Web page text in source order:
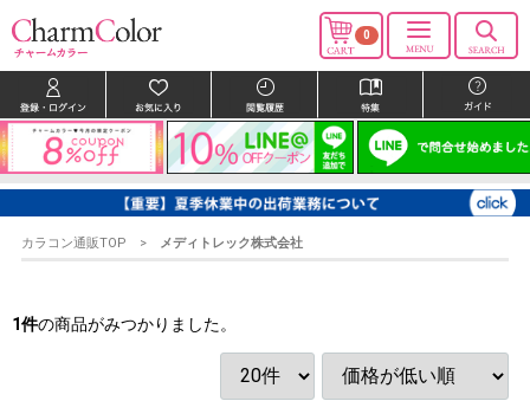
0
カラコン通販TOP メディトレック株式会社
1件の商品がみつかりました。